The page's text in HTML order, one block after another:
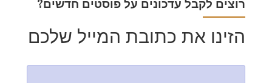
?רוצים לקבל עדכונים על פוסטים חדשים
הזינו את כתובת המייל שלכם